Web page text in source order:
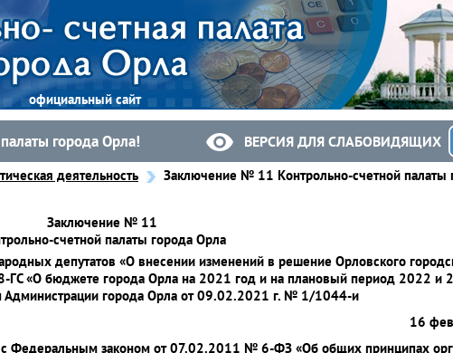
официальный сайт
города Орла! ВЕРСИЯ ДЛЯ СЛАБОВИДЯЩИХ
деятельность Заключение № 11 Контрольно-счетной палаты
Заключение № 11
счетной палаты города Орла
депутатов «О внесении изменений в решение Орловского
«О бюджете города Орла на 2021 год и на плановый период 2022 и
Администрации города Орла от 09.02.2021 г. № 1/1044-и
16
с Федеральным законом от 07.02.2011 № 6-ФЗ «Об общих принципах